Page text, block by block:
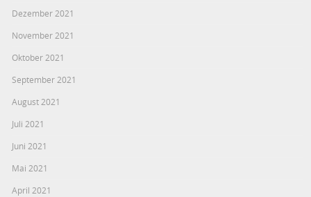
Dezember 2021
November 2021
Oktober 2021
September 2021
August 2021
Juli 2021
Juni 2021
Mai 2021
April 2021